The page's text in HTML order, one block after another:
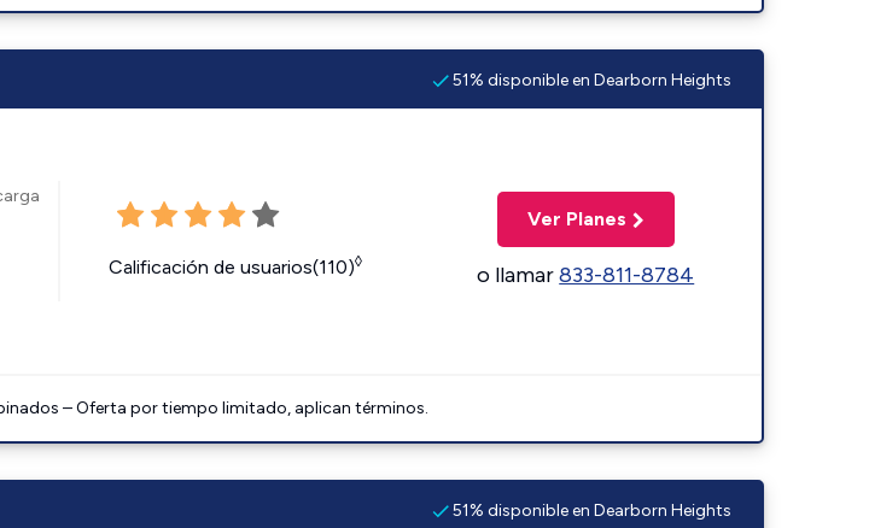
51% disponible en Dearborn Heights
Calificación de usuarios(110)◊
Ver Planes
o llamar833-811-8784
– Oferta por tiempo limitado, aplican términos.
51% disponible en Dearborn Heights